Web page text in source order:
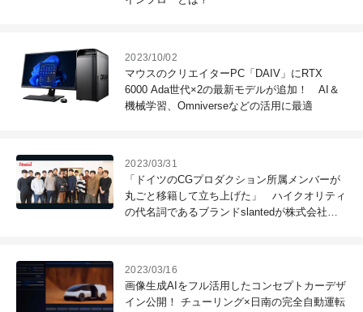
2023/10/02
マウスのクリエイターPC「DAIV」にRTX
6000 Ada世代×2の最新モデルが追加！ AI＆
機械学習、Omniverseなどの活用に最適
2023/03/31
「ドイツのCGプロダクション所属メンバーが
丸ごと移籍して立ち上げた」 ハイクオリティ
の代名詞であるブランドslantedが株式会社
2023/03/16
画像生成AIをフル活用したコンセプトカーデザ
イン公開！ チューリング×日南の完全自動運転